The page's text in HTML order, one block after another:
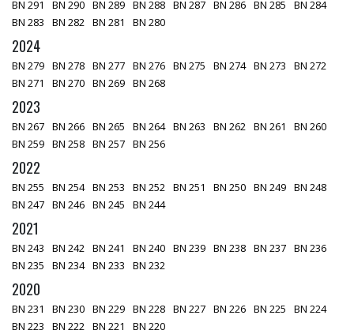
BN 291 BN 290 BN 289 BN 288 BN 287 BN 286 BN 285
BN 284
BN 283
BN 282 BN 281 BN 280
2024
BN 279 BN 278 BN 277 BN 276 BN 275 BN 274 BN 273
BN 272
BN 271
BN 270 BN 269 BN 268
2023
BN 267 BN 266 BN 265 BN 264 BN 263 BN 262 BN 261
BN 260
BN 259 BN 258 BN 257 BN 256
2022
BN 255 BN 254 BN 253 BN 252 BN 251 BN 250 BN 249 BN 248
BN 247 BN 246 BN 245 BN 244
2021
BN 243 BN 242 BN 241 BN 240 BN 239 BN 238 BN 237 BN 236
BN 235
BN 234 BN 233 BN 232
2020
BN 231 BN 230 BN 229 BN 228 BN 227 BN 226 BN 225
BN 224
BN 223
BN 222 BN 221 BN 220